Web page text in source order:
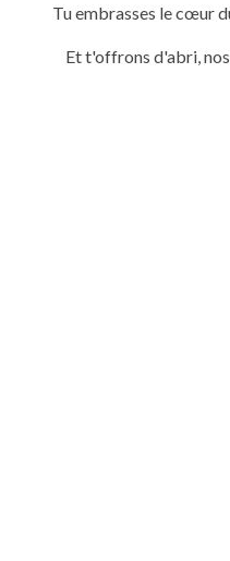
Tu embrasses le cœur
Et t'offrons d'abri,